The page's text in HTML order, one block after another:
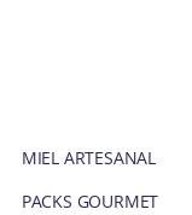
MIEL ARTESANAL
PACKS GOURMET